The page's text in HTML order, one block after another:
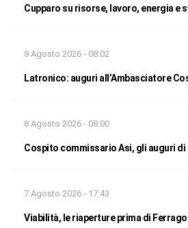
Cupparo su risorse, lavoro, energia e
8 Agosto 2026 - 08:02
Latronico: auguri all’Ambasciatore
8 Agosto 2026 - 08:00
Cospito commissario Asi, gli auguri di
7 Agosto 2026 - 17:43
Viabilità, le riaperture prima di